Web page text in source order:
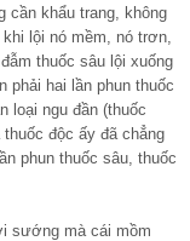
cần khẩu trang, không
lội nó mềm, nó trơn,
thuốc sâu lội xuống
phải hai lần phun thuốc
loại ngu đần (thuốc
độc ấy đã chẳng
phun thuốc sâu, thuốc
sướng mà cái mồm